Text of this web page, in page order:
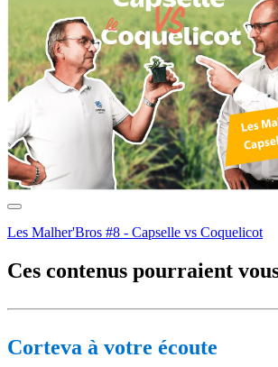
Les Malher'Bros #8 - Capselle vs Coquelicot
Ces contenus pourraient
Corteva à votre écoute